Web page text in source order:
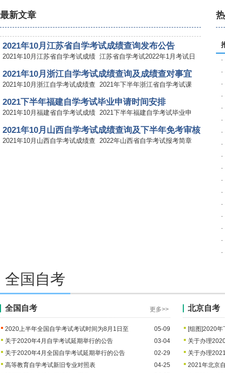
最新文章
2021年10月江苏省自学考试成绩查询发布公告
2021年10月江苏省自学考试成绩 江苏省自学考试2022年1月考试日
2021年10月浙江自学考试成绩查询及成绩查对事宜
2021年10月浙江自学考试成绩查 2021年下半年浙江省自学考试课
2021下半年福建自学考试毕业申请时间安排
2021年10月福建省自学考试成绩 2021下半年福建自学考试毕业申
2021年10月山西自学考试成绩查询及下半年免考审核
结果查询
2021年10月山西自学考试成绩查 2022年山西省自学考试报考简章
·
·
·
·
·
·
·
·
·
·
·
·
·
·
·
·
·
全国自考
全国自考 更多>>
2020上半年全国自学考试考试时间为8月1日至
05-09
关于2020年4月自学考试延期举行的公告
03-04
关于2020年4月全国自学考试延期举行的公告
02-29
高等教育自学考试新旧专业对照表
04-25
北京自考
[组图]2020年
关于办理
关于办理
2021年北京